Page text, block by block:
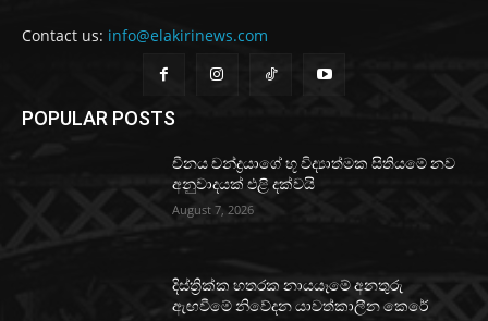
Contact us: info@elakirinews.com
POPULAR POSTS
චීනය චන්ද්‍රයාගේ භූ විද්‍යාත්මක සිතියමේ නව
අනුවාදයක් එළි දක්වයි
August 7, 2026
දිස්ත්‍රික්ක හතරක නායයෑමේ අනතුරු
ඇඟවීමේ නිවේදන යාවත්කාලීන කෙරේ